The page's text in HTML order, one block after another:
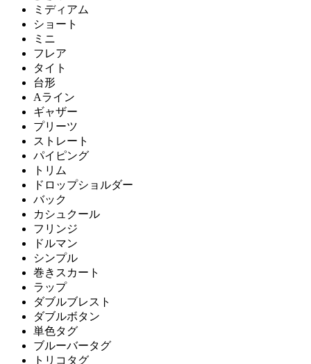
ミディアム
ショート
ミニ
フレア
タイト
台形
Aライン
ギャザー
プリーツ
ストレート
パイピング
トリム
ドロップショルダー
バック
カシュクール
フリンジ
ドルマン
シンプル
巻きスカート
ラップ
ダブルブレスト
ダブルボタン
単色タグ
ブルーバータグ
トリコタグ